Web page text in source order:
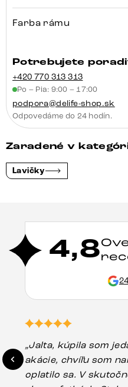
Farba rámu
Potrebujete
+420 770 313 313
Po – Pia: 9:00 – 17:00
podpora@delife-shop.sk
Odpovedáme do 24 hodín.
Zaradené v
Lavičky
4,8
„Jalta, kúpila som
akácie, chvíľu som
oplatilo sa. V